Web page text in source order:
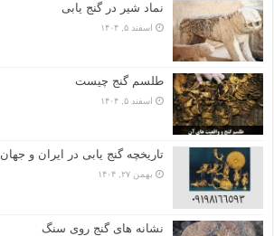
نماد شیر در گنج یابی
اسفند ۵, ۱۴۰۴
طلسم گنج چیست
اسفند ۵, ۱۴۰۴
تاریخچه گنج‌ یابی در ایران و جهان
بهمن ۲۷, ۱۴۰۴
نشانه های گنج روی سنگ